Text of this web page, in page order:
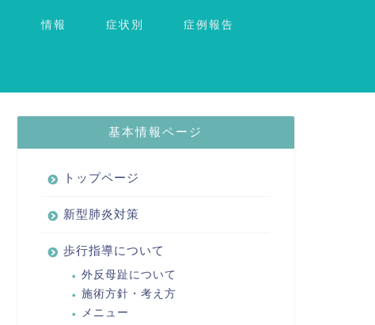
情報 症状別 症例報告
基本情報ページ
トップページ
新型肺炎対策
歩行指導について
外反母趾について
施術方針・考え方
メニュー